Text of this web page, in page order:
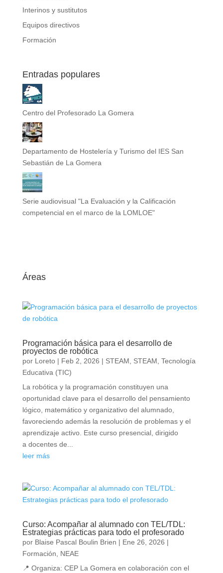
Interinos y sustitutos
Equipos directivos
Formación
Entradas populares
Centro del Profesorado La Gomera
Departamento de Hostelería y Turismo del IES San
Sebastián de La Gomera
Serie audiovisual "La Evaluación y la Calificación
competencial en el marco de la LOMLOE"
Áreas
Programación básica para el desarrollo de
proyectos de robótica
por Loreto| Feb 2, 2026 | STEAM STEAM Tecnología
Educativa (TIC)
La robótica y la programación constituyen una
oportunidad clave para el desarrollo del pensamiento
lógico, matemático y organizativo del alumnado,
favoreciendo además la resolución de problemas y el
aprendizaje activo. Este curso presencial, dirigido
a docentes de...
leer más
Curso: Acompañar al alumnado con TEL/TDL:
Estrategias prácticas para todo el profesorado
por Blaise Pascal Boulin Brien | Ene 26, 2026 |
Formación
NEAE
📍 Organiza: CEP La Gomera en colaboración con el